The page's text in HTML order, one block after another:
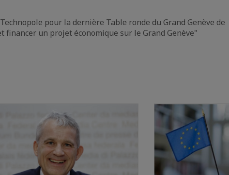
pour la dernière Table ronde du Grand Genève de
un projet économique sur le Grand Genève"